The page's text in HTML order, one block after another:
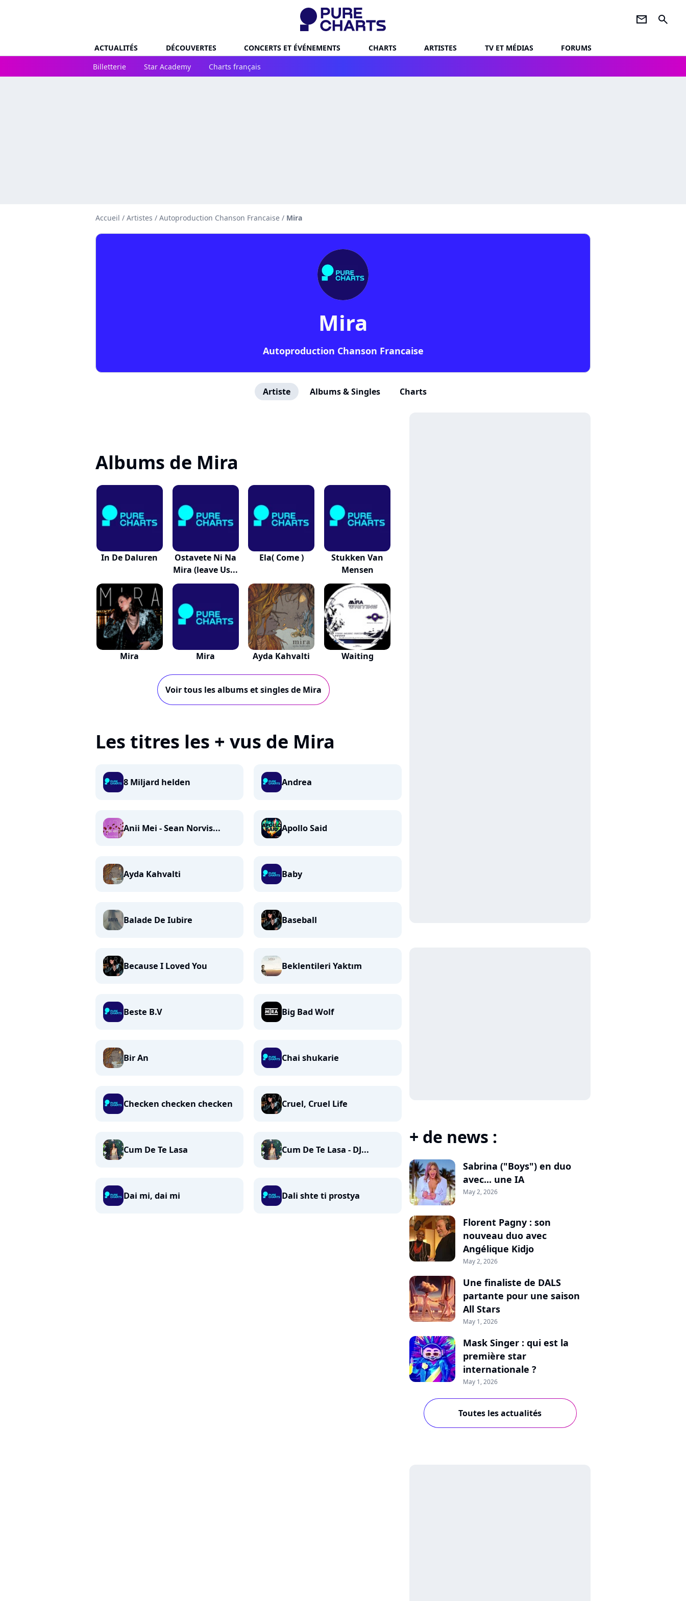
newsletter search
ACTUALITÉS DÉCOUVERTES CONCERTS ET ÉVÉNEMENTS CHARTS ARTISTES TV ET MÉDIAS
FORUMS
Billetterie
Star Academy Charts français
Accueil / Artistes / Autoproduction Chanson Francaise / Mira
Mira
Autoproduction Chanson Francaise
Artiste Albums & Singles Charts
Albums de Mira
In De Daluren
Ostavete Ni Na
Mira (leave Us...
Ela( Come )
Stukken Van
Mensen
Mira Mira Ayda Kahvalti Waiting
Voir tous les albums et singles de Mira
Les titres les + vus de Mira
8 Miljard helden Andrea
Anii Mei - Sean Norvis... Apollo Said
Ayda Kahvalti Baby
Balade De Iubire Baseball
Because I Loved You Beklentileri Yaktım
Beste B.V Big Bad Wolf
Bir An Chai shukarie
Checken checken checken Cruel, Cruel Life
Cum De Te Lasa Cum De Te Lasa - DJ...
Dai mi, dai mi Dali shte ti prostya
+ de news :
Sabrina ("Boys") en duo
avec... une IA
May 2, 2026
Florent Pagny : son
nouveau duo avec
Angélique Kidjo
May 2, 2026
Une finaliste de DALS
partante pour une saison
All Stars
May 1, 2026
Mask Singer : qui est la
première star
internationale ?
May 1, 2026
Toutes les actualités